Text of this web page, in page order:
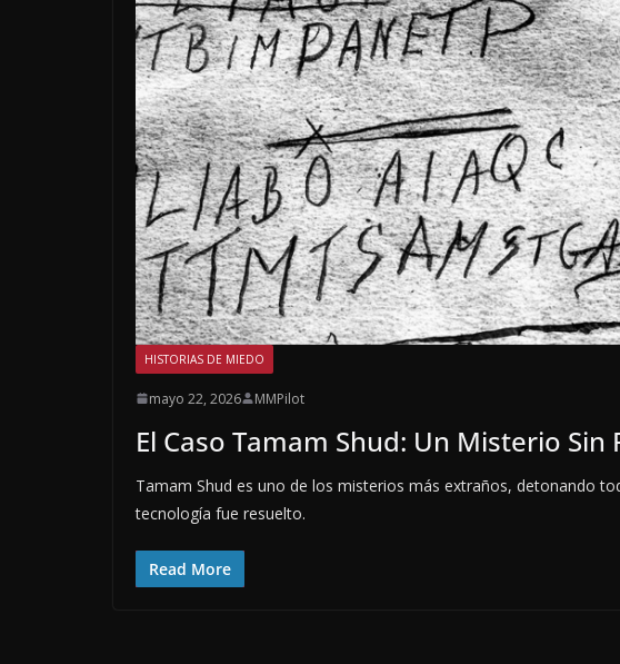
HISTORIAS DE MIEDO
mayo 22, 2026 MMPilot
El Caso Tamam Shud: Un Misterio
Tamam Shud es uno de los misterios más extraños, detonando
tecnología fue resuelto.
Read More